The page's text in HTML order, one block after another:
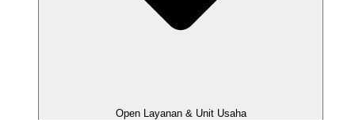
Open Layanan & Unit Usaha